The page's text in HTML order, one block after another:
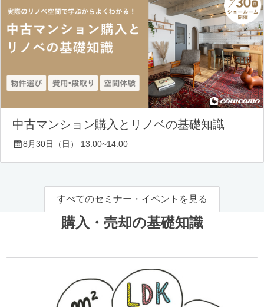
中古マンション購入とリノベの基礎知識
8月30日（日） 13:00~14:00
すべてのセミナー・イベントを見る
購入・売却の基礎知識